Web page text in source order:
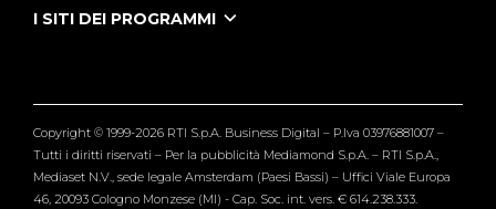
Tutti i servizi
I SITI DEI PROGRAMMI
Verissimo
Copyright © 1999-2026 RTI S.p.A. Business Digital – P.Iva 03976881007 –
Tutti i diritti riservati – Per la pubblicità Mediamond S.p.A. – RTI S.p.A.,
Mediaset N.V., sede legale Amsterdam (Paesi Bassi) – Uffici Viale Europa
46, 20093 Cologno Monzese (MI) - Cap. Soc. int. vers. € 614.238.333.